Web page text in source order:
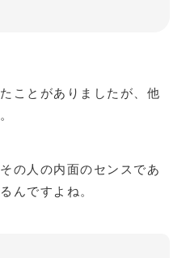
ことがありましたが、他
の人の内面のセンスであ
んですよね。